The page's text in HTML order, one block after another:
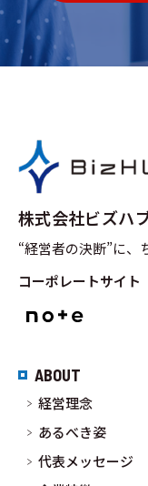
株式会社ビズハ
“経営者の決断”に、
コーポレートサイト
ABOUT
経営理念
あるべき姿
代表メッセージ